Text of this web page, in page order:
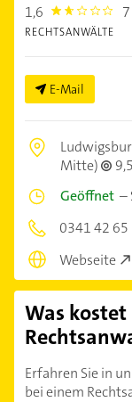
1,6 1.6
RECHTSANWÄLTE
E-Mail
Mitte)
Geöffnet –
0341 42 65
Webseite
Was kostet
Erfahren Sie in
bei einem